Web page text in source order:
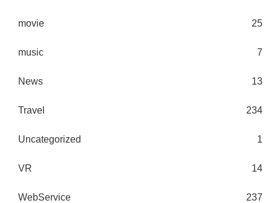
movie 25
music 7
News 13
Travel 234
Uncategorized 1
VR 14
WebService 237